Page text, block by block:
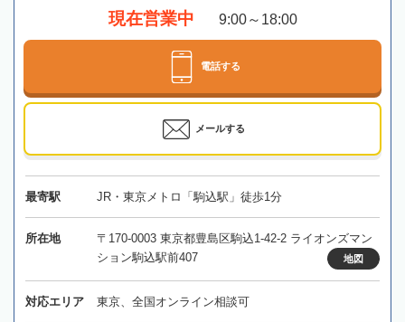
現在営業中 9:00～18:00
電話する
メールする
最寄駅 JR・東京メトロ「駒込駅」徒歩1分
所在地
〒170-0003 東京都豊島区駒込1-42-2 ライオンズマン
ション駒込駅前407
地図
対応エリア 東京、全国オンライン相談可